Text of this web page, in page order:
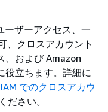
ーザーアクセス、一
、クロスアカウント
、および Amazon
役立ちます。詳細に
IAM でのクロスアカウ
ださい。